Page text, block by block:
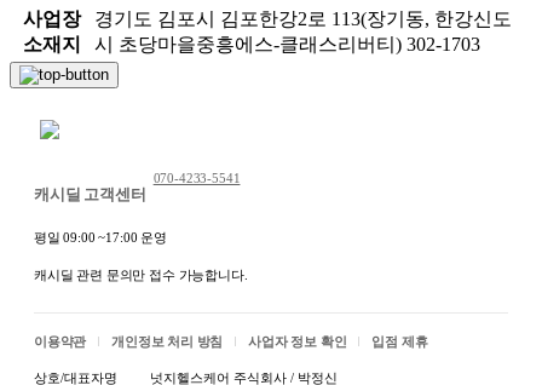
사업장
소재지
경기도 김포시 김포한강2로 113(장기동, 한강신도
시 초당마을중흥에스-클래스리버티) 302-1703
캐시딜 고객센터
070-4233-5541
평일 09:00 ~17:00 운영
캐시딜 관련 문의만 접수 가능합니다.
이용약관 개인정보 처리 방침 사업자 정보 확인 입점 제휴
상호/대표자명 넛지헬스케어 주식회사 / 박정신